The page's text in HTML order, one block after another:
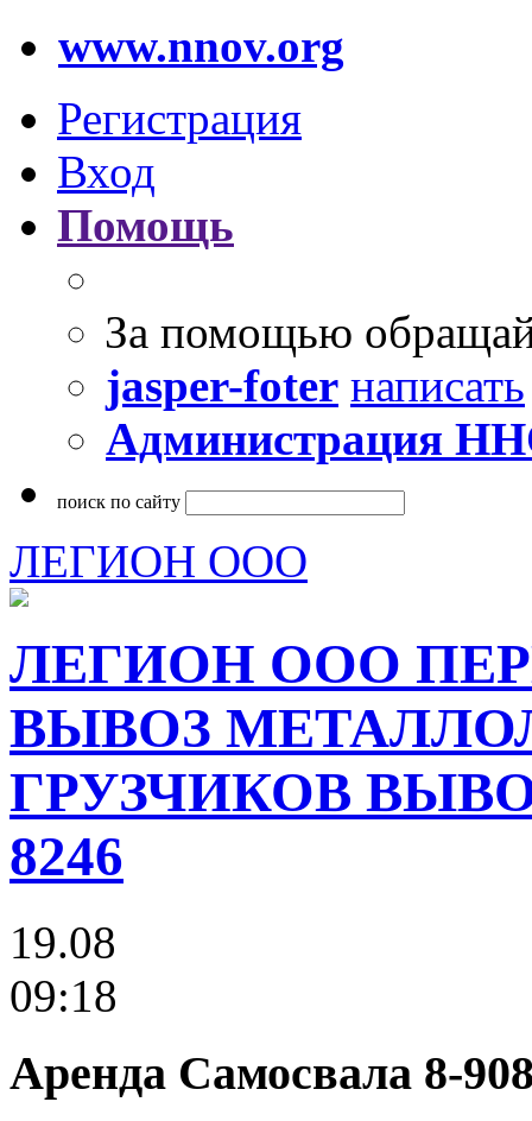
www.nnov.org
Регистрация
Вход
Помощь
За помощью
jasper-foter написать
Администрация
поиск по сайту
ЛЕГИОН ООО
ЛЕГИОН ООО
ВЫВОЗ
ГРУЗЧИКОВ
8246
19.08
09:18
Аренда Самосвала 8-